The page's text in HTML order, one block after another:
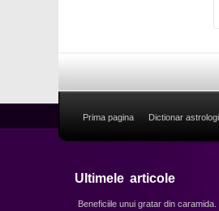
Prima pagina Dictionar
Ultimele articole
Beneficiile unui gratar din caramida.